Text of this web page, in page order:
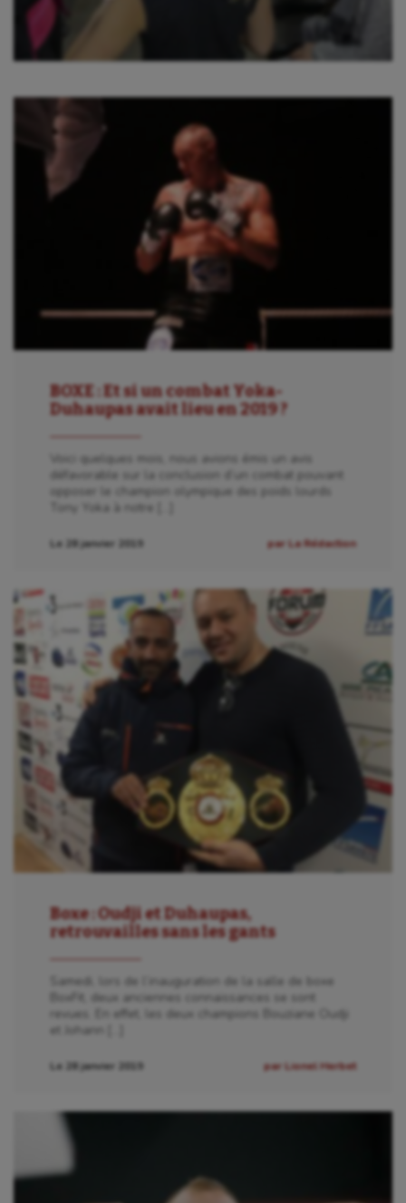
BOXE : Et si un combat Yoka-
Duhaupas avait lieu en 2019 ?
Voici quelques mois, nous avions émis un avis
défavorable sur la conclusion d’un combat pouvant
opposer le champion olympique des poids lourds
Tony Yoka à notre […]
Le 28 janvier 2019 par La Rédaction
Boxe : Oudji et Duhaupas,
retrouvailles sans les gants
Samedi, lors de l’inauguration de la salle de boxe
BoxFit, deux anciennes connaissances se sont
revues. En effet, les deux champions Bouziane Oudji
et Johann […]
Le 28 janvier 2019 par Lionel Herbet